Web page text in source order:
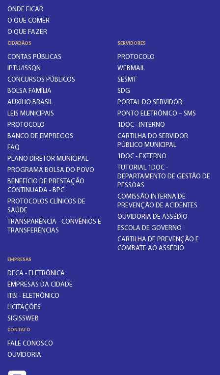
ONDE FICAR
O QUE COMER
O QUE FAZER
CIDADÃOS
CONTAS PÚBLICAS
IPTU/ISSQN
CONCURSOS PÚBLICOS
BOLSA FAMÍLIA
AUXÍLIO BRASIL
LEIS MUNICIPAIS
PROTOCOLO
BANCO DE EMPREGOS
FAQ
PLANO DIRETOR MUNICIPAL
PROGRAMA BOLSA DO POVO
BENEFÍCIO DE PRESTAÇÃO
CONTINUADA - BPC
PROTOCOLOS CLÍNICOS DE
SAÚDE
TRANSPARÊNCIA - CONVÊNIOS E
TRANSFERÊNCIAS
SERVIDORES
PROTOCOLO
WEBMAIL
SESMT
SDG
PORTAL DO SERVIDOR
PONTO ELETRÔNICO – SMS
1DOC - INTERNO
CARTILHA DO SERVIDOR
PÚBLICO MUNICIPAL
1DOC - EXTERNO
TUTORIAL 1DOC -
DEPARTAMENTO DE GESTÃO DE
PESSOAS
COMISSÃO INTERNA DE
PREVENÇÃO DE ACIDENTES
OUVIDORIA DE ASSÉDIO
ESCOLA DE GOVERNO
CARTILHA DE PREVENÇÃO E
COMBATE AO ASSÉDIO
EMPRESAS
DECA - ELETRÔNICA
EMPRESAS DA CIDADE
ITBI - ELETRÔNICO
LICITAÇÕES
SIGISSWEB
CONTATO
FALE CONOSCO
OUVIDORIA